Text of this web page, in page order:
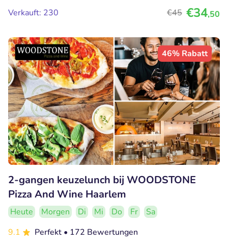
Verkauft: 230
€45 €34,50
46% Rabatt
2-gangen keuzelunch bij WOODSTONE
Pizza And Wine Haarlem
Heute Morgen Di Mi Do Fr
Sa
9.1
Perfekt • 172 Bewertungen